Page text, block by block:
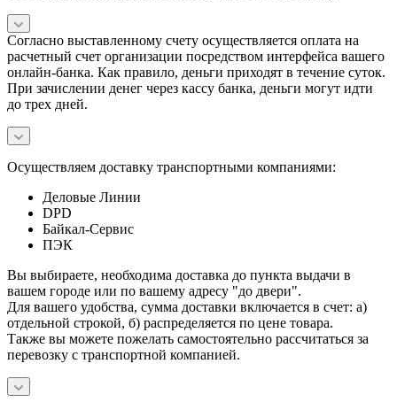
Согласно выставленному счету осуществляется оплата на
расчетный счет организации посредством интерфейса вашего
онлайн-банка. Как правило, деньги приходят в течение суток.
При зачислении денег через кассу банка, деньги могут идти
до трех дней.
Осуществляем доставку транспортными компаниями:
Деловые Линии
DPD
Байкал-Сервис
ПЭК
Вы выбираете, необходима доставка до пункта выдачи в
вашем городе или по вашему адресу "до двери".
Для вашего удобства, сумма доставки включается в счет: а)
отдельной строкой, б) распределяется по цене товара.
Также вы можете пожелать самостоятельно рассчитаться за
перевозку с транспортной компанией.